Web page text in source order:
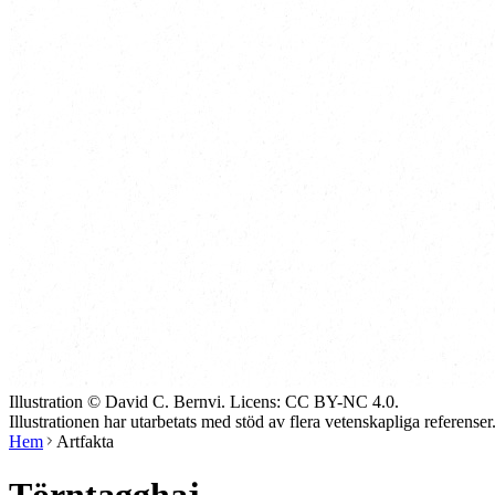
Illustration © David C. Bernvi. Licens: CC BY-NC 4.0.
Illustrationen har utarbetats med stöd av flera vetenskapliga referenser.
Hem
Artfakta